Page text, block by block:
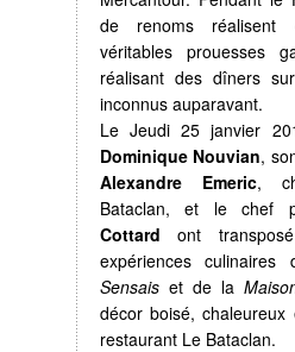
de renoms réalisent
véritables prouesses
réalisant des dîners
inconnus auparavant.
Le Jeudi 25 janvier
Dominique Nouvian,
Alexandre Emeric,
Bataclan, et le chef
Cottard ont
expériences culinaires
Sensaiset de la
décor boisé,
restaurant Le Bataclan.